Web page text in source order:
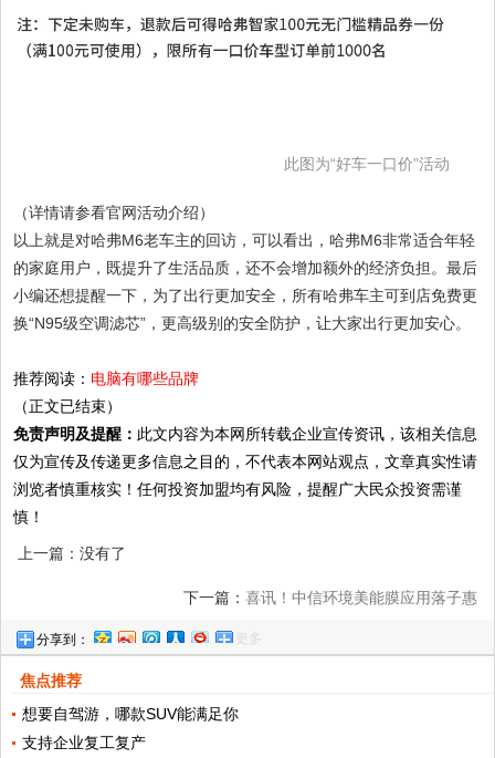
此图为“好车一口价”活动
（详情请参看官网活动介绍）
以上就是对哈弗M6老车主的回访，可以看出，哈弗M6非常适合年轻
的家庭用户，既提升了生活品质，还不会增加额外的经济负担。最后
小编还想提醒一下，为了出行更加安全，所有哈弗车主可到店免费更
换“N95级空调滤芯”，更高级别的安全防护，让大家出行更加安心。
推荐阅读： 电脑有哪些品牌
（正文已结束）
免责声明及提醒： 此文内容为本网所转载企业宣传资讯，该相关信息
仅为宣传及传递更多信息之目的，不代表本网站观点，文章真实性请
浏览者慎重核实！任何投资加盟均有风险，提醒广大民众投资需谨
慎！
上一篇：没有了
下一篇： 喜讯！中信环境美能膜应用落子惠
分享到： 更多
焦点推荐
想要自驾游，哪款SUV能满足你
支持企业复工复产